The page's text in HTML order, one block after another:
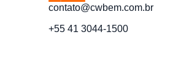
contato@cwbem.com.br
+55 41 3044-1500